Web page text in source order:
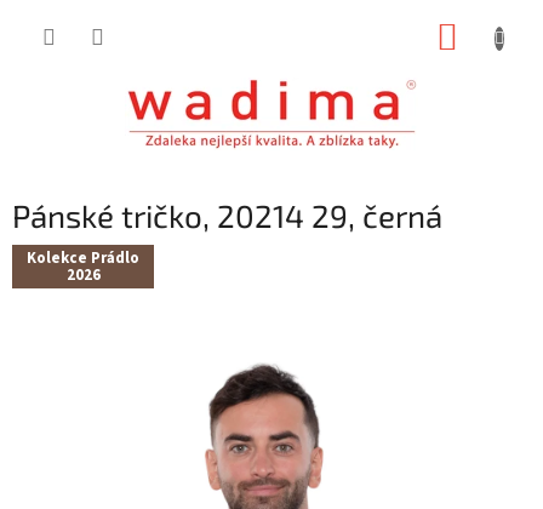
Pánské tričko, 20214 29, černá
Kolekce Prádlo
2026